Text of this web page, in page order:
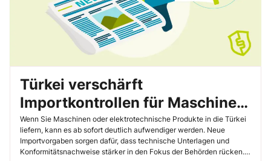
Türkei verschärft
Importkontrollen für Maschinen
– So vermeiden Sie
Verzögerungen an der Grenze
Wenn Sie Maschinen oder elektrotechnische Produkte in die Türkei
liefern, kann es ab sofort deutlich aufwendiger werden. Neue
Importvorgaben sorgen dafür, dass technische Unterlagen und
Konformitätsnachweise stärker in den Fokus der Behörden rücken.